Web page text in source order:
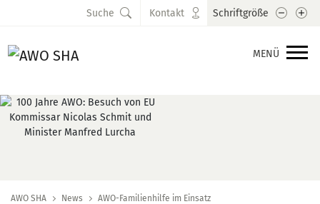
MENÜ
Suche Kontakt Schriftgröße Schrift
AWO SHA News AWO-Familienhilfe im Einsatz